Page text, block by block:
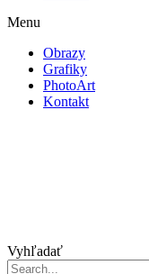
Menu
Obrazy
Grafiky
PhotoArt
Kontakt
Vyhľadať